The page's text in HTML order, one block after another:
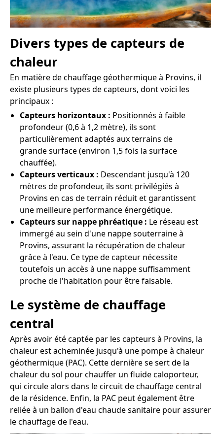
Divers types de capteurs de
chaleur
En matière de chauffage géothermique à Provins, il
existe plusieurs types de capteurs, dont voici les
principaux :
Capteurs horizontaux : Positionnés à faible
profondeur (0,6 à 1,2 mètre), ils sont
particulièrement adaptés aux terrains de
grande surface (environ 1,5 fois la surface
chauffée).
Capteurs verticaux : Descendant jusqu'à 120
mètres de profondeur, ils sont privilégiés à
Provins en cas de terrain réduit et garantissent
une meilleure performance énergétique.
Capteurs sur nappe phréatique : Le réseau est
immergé au sein d'une nappe souterraine à
Provins, assurant la récupération de chaleur
grâce à l'eau. Ce type de capteur nécessite
toutefois un accès à une nappe suffisamment
proche de l'habitation pour être faisable.
Le système de chauffage
central
Après avoir été captée par les capteurs à Provins, la
chaleur est acheminée jusqu'à une pompe à chaleur
géothermique (PAC). Cette dernière se sert de la
chaleur du sol pour chauffer un fluide caloporteur,
qui circule alors dans le circuit de chauffage central
de la résidence. Enfin, la PAC peut également être
reliée à un ballon d'eau chaude sanitaire pour assurer
le chauffage de l'eau.